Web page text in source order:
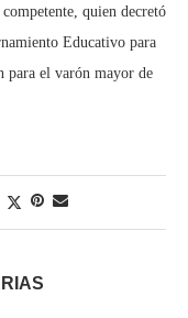
quien decretó
Educativo para
para el varón mayor de